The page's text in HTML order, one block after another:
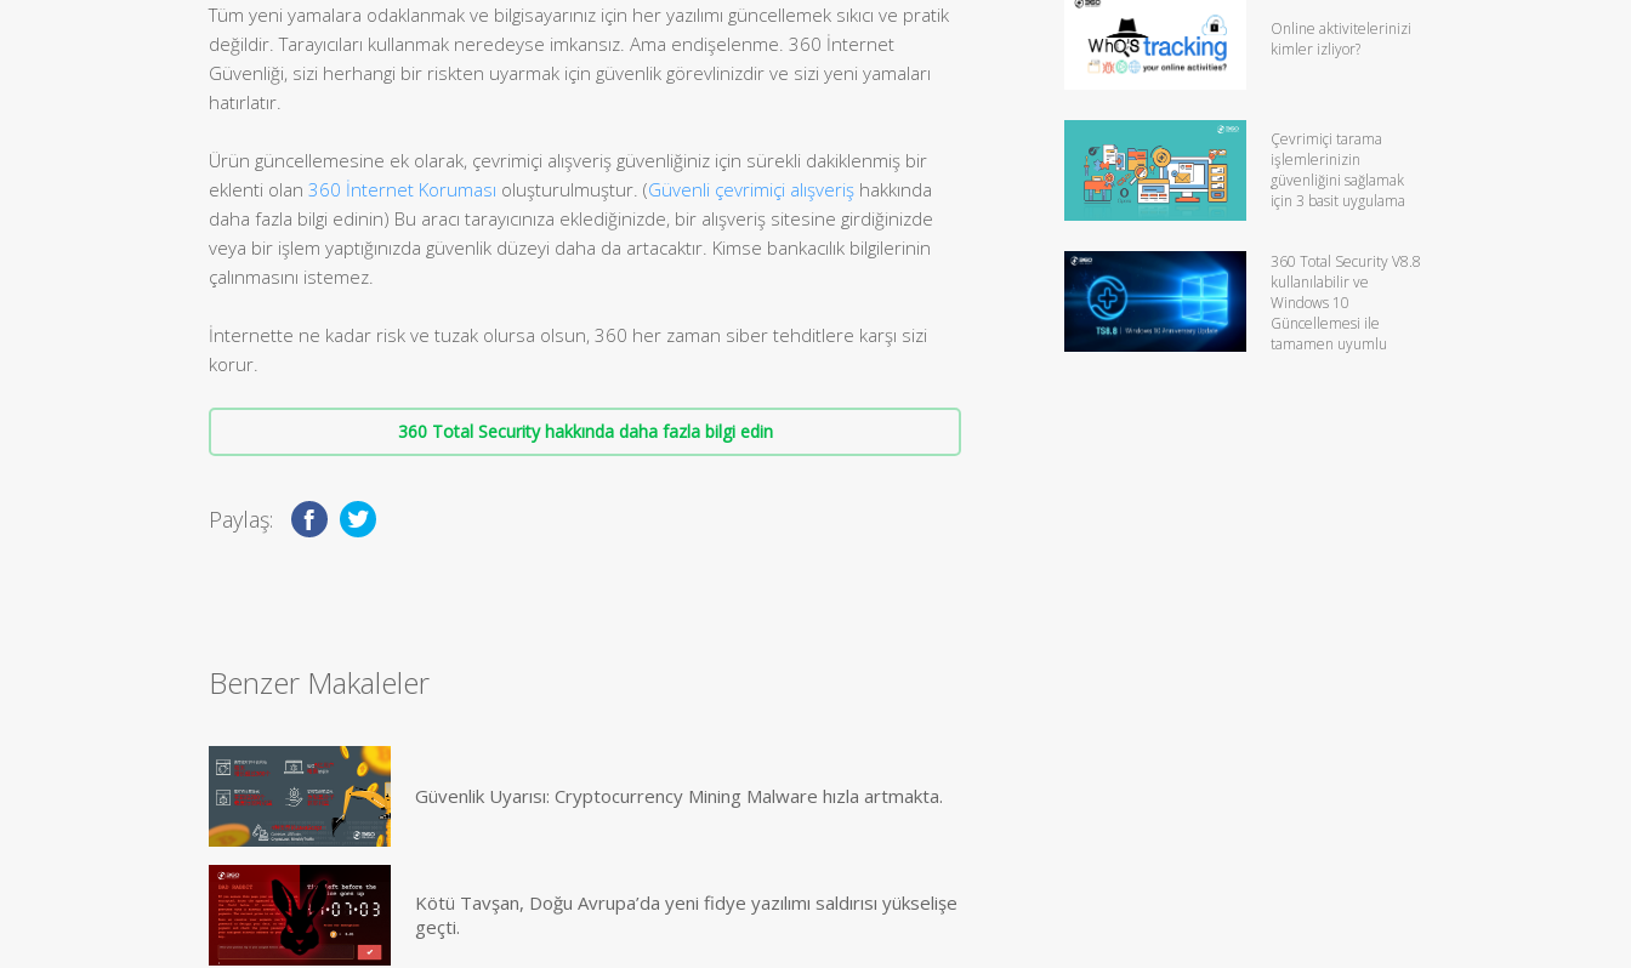
Tüm yeni yamalara odaklanmak ve bilgisayarınız için her yazılımı güncellemek sıkıcı ve pratik
değildir. Tarayıcıları kullanmak neredeyse imkansız. Ama endişelenme. 360 İnternet
Güvenliği, sizi herhangi bir riskten uyarmak için güvenlik görevlinizdir ve sizi yeni yamaları
hatırlatır.
Ürün güncellemesine ek olarak, çevrimiçi alışveriş güvenliğiniz için sürekli dakiklenmiş bir
eklenti olan 360 İnternet Koruması oluşturulmuştur. (Güvenli çevrimiçi alışveriş hakkında
daha fazla bilgi edinin) Bu aracı tarayıcınıza eklediğinizde, bir alışveriş sitesine girdiğinizde
veya bir işlem yaptığınızda güvenlik düzeyi daha da artacaktır. Kimse bankacılık bilgilerinin
çalınmasını istemez.
İnternette ne kadar risk ve tuzak olursa olsun, 360 her zaman siber tehditlere karşı sizi
korur.
360 Total Security hakkında daha fazla bilgi edin
Paylaş:
Benzer Makaleler
Güvenlik Uyarısı: Cryptocurrency Mining Malware hızla artmakta.
Kötü Tavşan, Doğu Avrupa’da yeni fidye yazılımı saldırısı yükselişe
geçti.
Online aktivitelerinizi
kimler izliyor?
Çevrimiçi tarama
işlemlerinizin
güvenliğini sağlamak
için 3 basit uygulama
360 Total Security V8.8
kullanılabilir ve
Windows 10
Güncellemesi ile
tamamen uyumlu